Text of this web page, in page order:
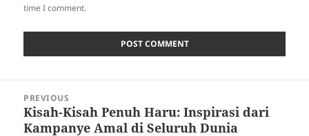
time I comment.
navigation
PREVIOUS
Previous
post:
Kisah-Kisah Penuh Haru: Inspirasi dari
Kampanye Amal di Seluruh Dunia